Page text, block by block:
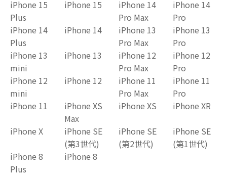
iPhone 15
Plus
iPhone 15
iPhone 14
Pro Max
iPhone 14
Pro
iPhone 14
Plus
iPhone 14
iPhone 13
Pro Max
iPhone 13
Pro
iPhone 13
mini
iPhone 13
iPhone 12
Pro Max
iPhone 12
Pro
iPhone 12
mini
iPhone 12
iPhone 11
Pro Max
iPhone 11
Pro
iPhone 11
iPhone XS
Max
iPhone XS iPhone XR
iPhone X
iPhone SE
(第3世代)
iPhone SE
(第2世代)
iPhone SE
(第1世代)
iPhone 8
Plus
iPhone 8